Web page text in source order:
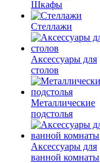
Шкафы
Стеллажи
Аксессуары для
столов
Металлические
подстолья
Аксессуары для
ванной комнаты